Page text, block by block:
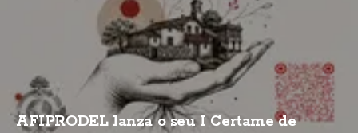
AFIPRODEL lanza o seu I Certame de